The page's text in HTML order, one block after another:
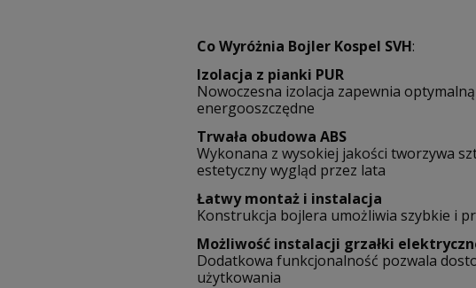
Co Wyróżnia Bojler Kospel SVH:
Izolacja z pianki PUR
Nowoczesna izolacja zapewnia
energooszczędne
Trwała obudowa ABS
Wykonana z wysokiej jakości tworzywa
estetyczny wygląd przez lata
Łatwy montaż i instalacja
Konstrukcja bojlera umożliwia szybkie i
Możliwość instalacji grzałki
Dodatkowa funkcjonalność pozwala
użytkowania